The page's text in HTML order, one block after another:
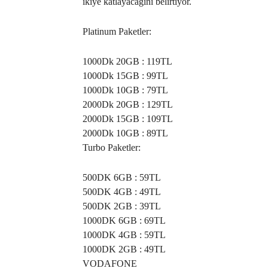
Platinum Paketler:
1000Dk 20GB : 119TL
1000Dk 15GB : 99TL
1000Dk 10GB : 79TL
2000Dk 20GB : 129TL
2000Dk 15GB : 109TL
2000Dk 10GB : 89TL
Turbo Paketler:
500DK 6GB : 59TL
500DK 4GB : 49TL
500DK 2GB : 39TL
1000DK 6GB : 69TL
1000DK 4GB : 59TL
1000DK 2GB : 49TL
VODAFONE